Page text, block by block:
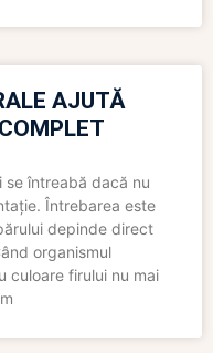
AJUTĂ
se întreabă dacă nu
Întrebarea este
depinde direct
organismul
culoare firului nu mai